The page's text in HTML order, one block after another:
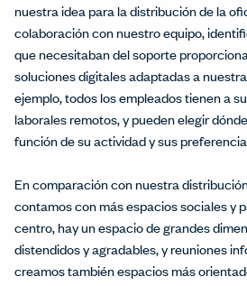
nuestra idea para la distribución de la
colaboración con nuestro equipo,
que necesitaban del soporte
soluciones digitales adaptadas a
ejemplo, todos los empleados tienen a
laborales remotos, y pueden elegir
función de su actividad y sus
En comparación con nuestra
contamos con más espacios sociales y
centro, hay un espacio de grandes
distendidos y agradables, y reuniones
creamos también espacios más